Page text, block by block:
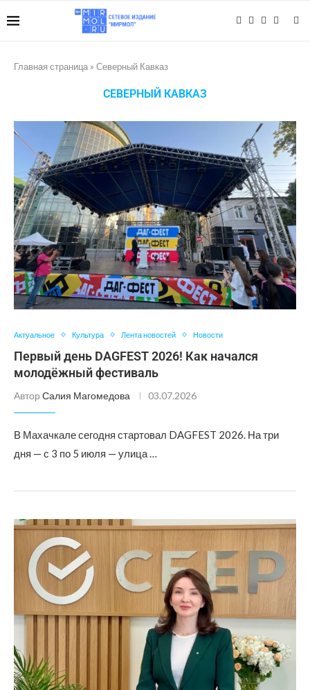
Главная страница » Северный Кавказ
СЕВЕРНЫЙ КАВКАЗ
Актуальное Культура Лента новостей Новости
Первый день DAGFEST 2026! Как начался
молодёжный фестиваль
Автор Салия Магомедова 03.07.2026
В Махачкале сегодня стартовал DAGFEST 2026. На три
дня — с 3 по 5 июля — улица …